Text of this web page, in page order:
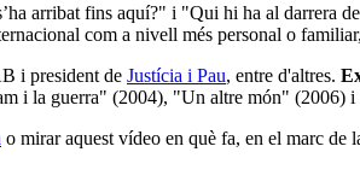
arribat fins aquí?" i "Qui hi ha al darrera
com a nivell més personal o
i president de Justícia i Pau, entre d'altres.
i la guerra" (2004), "Un altre món" (2006)
o mirar aquest vídeo en què fa, en el marc